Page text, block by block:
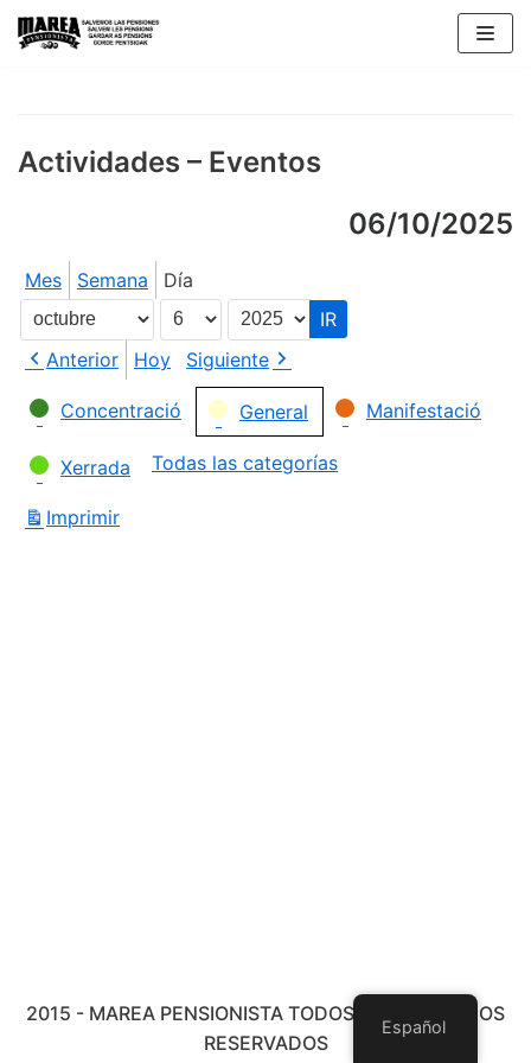
Saltar
Actividades – Eventos
06/10/2025
Mes Semana Día
Mes
Día
Año
Anterior
Hoy
Siguiente
Categorías
Concentració General Manifestació
Xerrada Todas las categorías
Imprimir
2015 - MAREA PENSIONISTA TODOS LOS DERECHOS
RESERVADOS
Español